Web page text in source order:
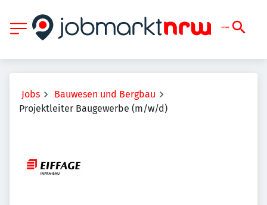
Jobs
Bauwesen und Bergbau
Projektleiter Baugewerbe (m/w/d)